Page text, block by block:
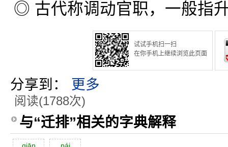
◎ 古代称调动官职，一般指
试试手机扫一扫
在你手机上继续浏览此页面
分享到： 更多
阅读(1788次)
与“迁排”相关的字典解释